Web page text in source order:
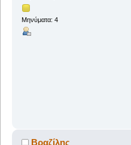
Μηνύματα: 4
Βραζίλης